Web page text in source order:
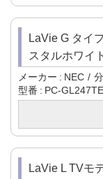
LaVie G タイ
スタルホワイ
メーカー NEC
型番
PC-
LaVie L TVモ